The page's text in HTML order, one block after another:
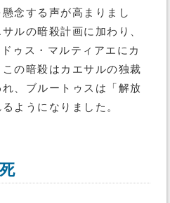
念する声が高まりまし
ルの暗殺計画に加わり、
ゥス・マルティアエにカ
の暗殺はカエサルの独裁
、ブルートゥスは「解放
ようになりました。